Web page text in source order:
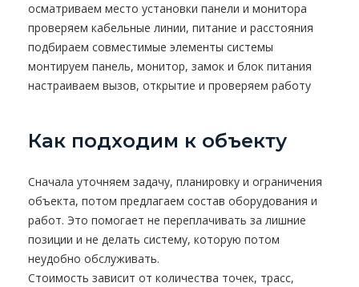
осматриваем место установки панели и монитора
проверяем кабельные линии, питание и расстояния
подбираем совместимые элементы системы
монтируем панель, монитор, замок и блок питания
настраиваем вызов, открытие и проверяем работу
Как подходим к объекту
Сначала уточняем задачу, планировку и ограничения
объекта, потом предлагаем состав оборудования и
работ. Это помогает не переплачивать за лишние
позиции и не делать систему, которую потом
неудобно обслуживать.
Стоимость зависит от количества точек, трасс,